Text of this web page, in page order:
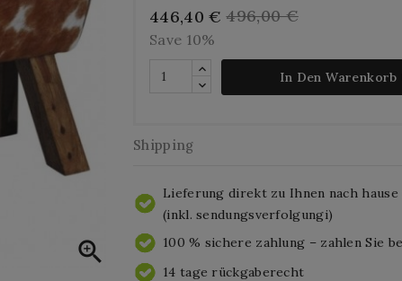

446,40 € 496,00 €
Save 10%
In Den Warenkorb
Shipping
Lieferung direkt zu Ihnen nach
(inkl. sendungsverfolgungi)
100 % sichere zahlung – zahlen Sie
14 tage rückgaberecht